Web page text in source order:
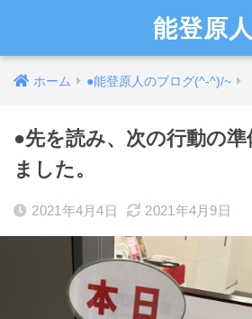
能登原人
ホーム ●能登原人のブログ(^-^)/~
●先を読み、次の行動の
ました。
2021年4月4日 2021年4月9日